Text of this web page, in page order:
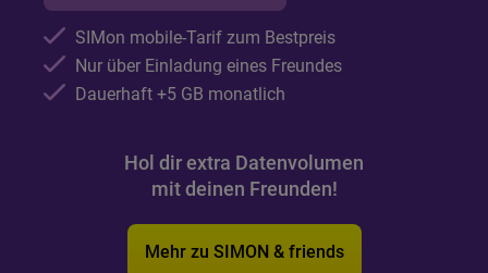
SIMon mobile-Tarif zum Bestpreis
Nur über Einladung eines Freundes
Dauerhaft +5 GB monatlich
Hol dir extra Datenvolumen
mit deinen Freunden!
Mehr zu SIMON & friends